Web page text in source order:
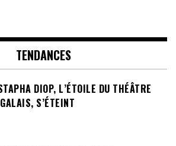
TENDANCES
DIOP, L’ÉTOILE DU THÉÂTRE
S’ÉTEINT